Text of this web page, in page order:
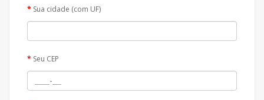
Sua cidade (com UF)
Seu CEP